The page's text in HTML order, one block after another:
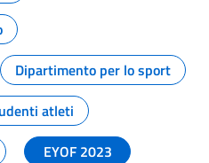
Dipartimento per lo sport
atleti
EYOF 2023